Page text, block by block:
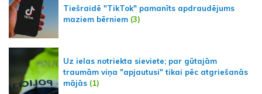
Tiešraidē "TikTok" pamanīts apdraudējums
maziem bērniem (3)
Uz ielas notriekta sieviete; par gūtajām
traumām viņa "apjautusi" tikai pēc atgriešanās
mājās (1)